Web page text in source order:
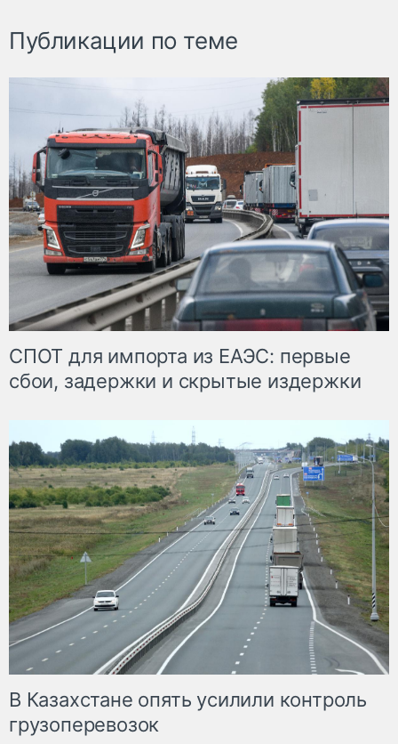
Публикации по теме
СПОТ для импорта из ЕАЭС: первые
сбои, задержки и скрытые издержки
В Казахстане опять усилили контроль
грузоперевозок